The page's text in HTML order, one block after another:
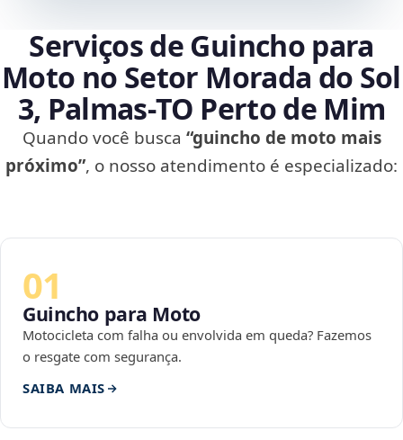
Serviços de Guincho para
Moto no Setor Morada do Sol
3, Palmas‑TO Perto de Mim
Quando você busca “guincho de moto mais
próximo”, o nosso atendimento é especializado:
01
Guincho para Moto
Motocicleta com falha ou envolvida em queda? Fazemos
o resgate com segurança.
SAIBA MAIS